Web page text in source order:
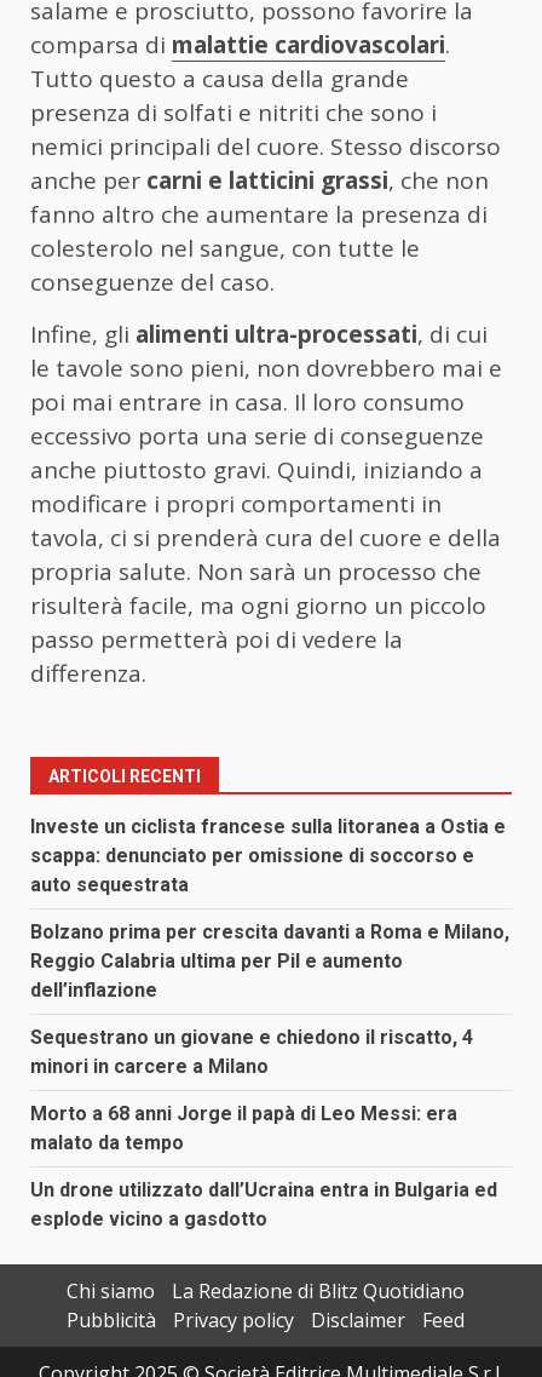
salame e prosciutto, possono favorire la
comparsa di malattie cardiovascolari.
Tutto questo a causa della grande
presenza di solfati e nitriti che sono i
nemici principali del cuore. Stesso discorso
anche per carni e latticini grassi, che non
fanno altro che aumentare la presenza di
colesterolo nel sangue, con tutte le
conseguenze del caso.
Infine, gli alimenti ultra-processati, di cui
le tavole sono pieni, non dovrebbero mai e
poi mai entrare in casa. Il loro consumo
eccessivo porta una serie di conseguenze
anche piuttosto gravi. Quindi, iniziando a
modificare i propri comportamenti in
tavola, ci si prenderà cura del cuore e della
propria salute. Non sarà un processo che
risulterà facile, ma ogni giorno un piccolo
passo permetterà poi di vedere la
differenza.
ARTICOLI RECENTI
Investe un ciclista francese sulla litoranea a Ostia e
scappa: denunciato per omissione di soccorso e
auto sequestrata
Bolzano prima per crescita davanti a Roma e Milano,
Reggio Calabria ultima per Pil e aumento
dell’inflazione
Sequestrano un giovane e chiedono il riscatto, 4
minori in carcere a Milano
Morto a 68 anni Jorge il papà di Leo Messi: era
malato da tempo
Un drone utilizzato dall’Ucraina entra in Bulgaria ed
esplode vicino a gasdotto
Chi siamo
La Redazione di Blitz Quotidiano
Pubblicità
Privacy policy Disclaimer
Feed